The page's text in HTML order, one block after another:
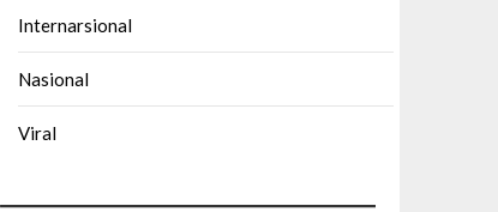
Internarsional
Nasional
Viral